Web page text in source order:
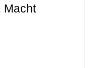
Macht